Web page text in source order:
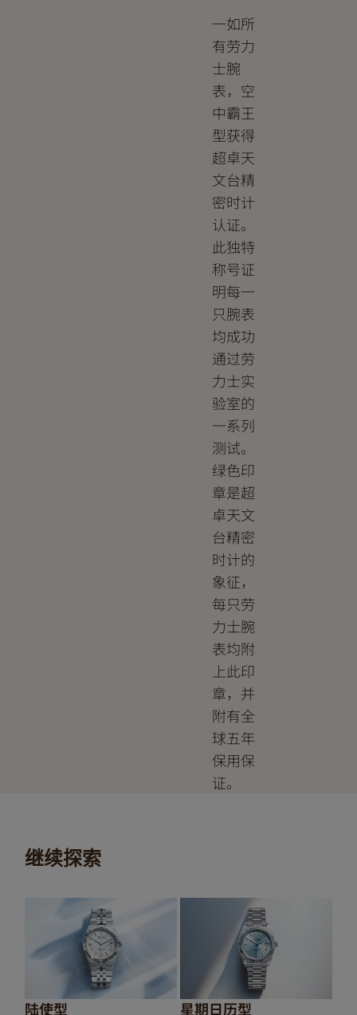
一如所
有劳力
士腕
表，空
中霸王
型获得
超卓天
文台精
密时计
认证。
此独特
称号证
明每一
只腕表
均成功
通过劳
力士实
验室的
一系列
测试。
绿色印
章是超
卓天文
台精密
时计的
象征，
每只劳
力士腕
表均附
上此印
章，并
附有全
球五年
保用保
证。
继续探索
陆使型 星期日历型